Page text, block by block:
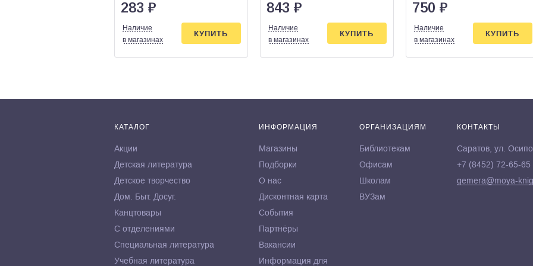
283 ₽
Наличие
в магазинах
КУПИТЬ
843 ₽
Наличие
в магазинах
КУПИТЬ
750 ₽
Наличие
в магазинах
КУПИТЬ
КАТАЛОГ
Акции
Детская литература
Детское творчество
Дом. Быт. Досуг.
Канцтовары
С отделениями
Специальная литература
Учебная литература
ИНФОРМАЦИЯ
Магазины
Подборки
О нас
Дисконтная карта
События
Партнёры
Вакансии
Информация для
ОРГАНИЗАЦИЯМ
Библиотекам
Офисам
Школам
ВУЗам
КОНТАКТЫ
Саратов, ул.
+7 (8452) 72-65-65
gemera@moya-